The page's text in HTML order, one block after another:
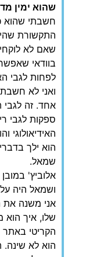
שהוא ימין
חשבתי שהוא
התקשורת
שאם לא
בוודאי
לפחות לגבי
ואני לא
אחד. זה לגבי
ספקות לגבי
האידיאולוגי
הוא ילך
שמאל.
אלוביץ'
ושמאל היה
אני משנה
שלו, איך הוא
הקריטי באתר
הוא לא